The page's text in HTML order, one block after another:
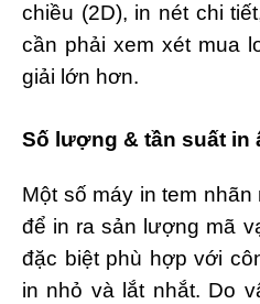
chiều (2D), in nét chi
cần phải xem xét mua
giải lớn hơn.
Số lượng & tần suất in
Một số máy in tem
để in ra sản lượng mã
đặc biệt phù hợp với
in nhỏ và lắt nhắt. Do